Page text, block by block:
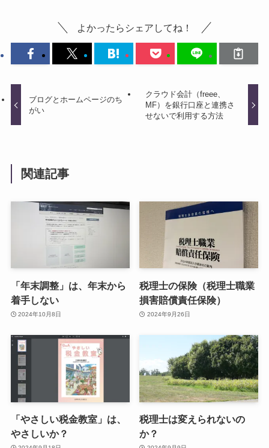
よかったらシェアしてね！
ブログとホームページのち
がい
クラウド会計（freee、
MF）を銀行口座と連携さ
せないで利用する方法
関連記事
「年末調整」は、年末から
着手しない
2024年10月8日
税理士の保険（税理士職業
損害賠償責任保険）
2024年9月26日
「やさしい税金教室」は、
やさしいか？
税理士は変えられないの
か？